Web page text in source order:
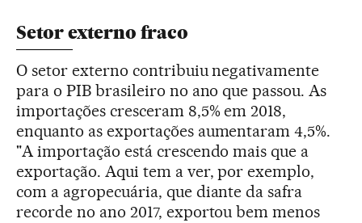
Setor externo fraco
O setor externo contribuiu negativamente
para o PIB brasileiro no ano que passou. As
importações cresceram 8,5% em 2018,
enquanto as exportações aumentaram 4,5%.
"A importação está crescendo mais que a
exportação. Aqui tem a ver, por exemplo,
com a agropecuária, que diante da safra
recorde no ano 2017, exportou bem menos